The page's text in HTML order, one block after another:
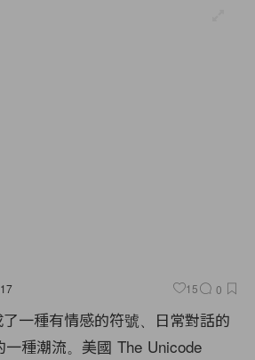
15 0
一種有情感的符號、日常對話的
種潮流。美國 The Unicode